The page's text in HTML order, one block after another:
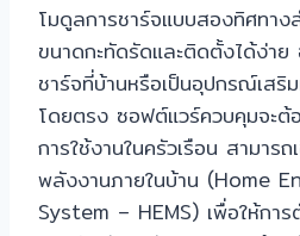
โมดูลการชาร์จแบบสองทิศทา
ขนาดกะทัดรัดและติดตั้งได้ง่าย
ชาร์จที่บ้านหรือเป็นอุปกรณ์เสริ
โดยตรง ซอฟต์แวร์ควบคุมจะต้
การใช้งานในครัวเรือน สามาร
พลังงานภายในบ้าน (Home
System – HEMS) เพื่อให้กา